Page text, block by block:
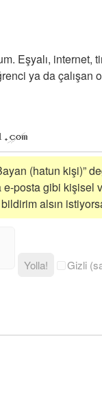
Eşyalı,
ya da çalışan
(hatun kişi)”
e-posta gibi kişisel
alsın
Yolla! Gizli